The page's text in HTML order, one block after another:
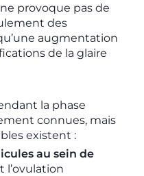
provoque pas de
des
augmentation
de la glaire
la phase
connues, mais
existent :
au sein de
l’ovulation